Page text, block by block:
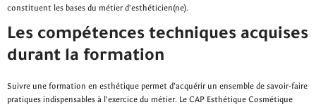
constituent les bases du métier d'esthéticien(ne).
Les compétences techniques acquises
durant la formation
Suivre une formation en esthétique permet d'acquérir un ensemble de savoir-faire
pratiques indispensables à l'exercice du métier. Le CAP Esthétique Cosmétique